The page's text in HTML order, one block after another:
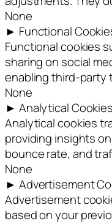
None
► Functional
Functional cookies
sharing on social
enabling third-party
None
► Analytical Cookies
Analytical cookies
providing insights
bounce rate, and
None
► Advertisement
Advertisement
based on your